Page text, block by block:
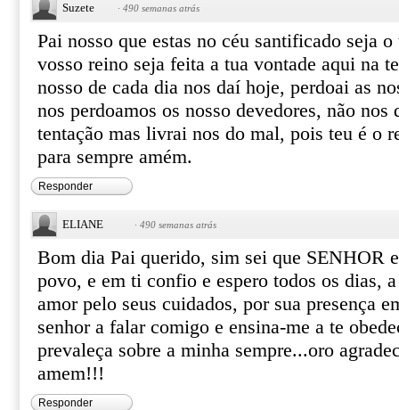
Suzete · 490 semanas atrás
Pai nosso que estas no céu santificado seja
vosso reino seja feita a tua vontade aqui na
nosso de cada dia nos daí hoje, perdoai as
nos perdoamos os nosso devedores, não nos
tentação mas livrai nos do mal, pois teu é o
para sempre amém.
Responder
ELIANE · 490 semanas atrás
Bom dia Pai querido, sim sei que SENHOR
povo, e em ti confio e espero todos os dias,
amor pelo seus cuidados, por sua presença
senhor a falar comigo e ensina-me a te
prevaleça sobre a minha sempre...oro
amem!!!
Responder